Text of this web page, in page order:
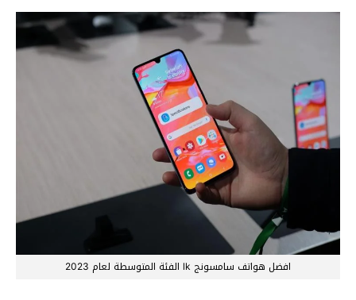
افضل هواتف سامسونج lk الفئة المتوسطة لعام 2023